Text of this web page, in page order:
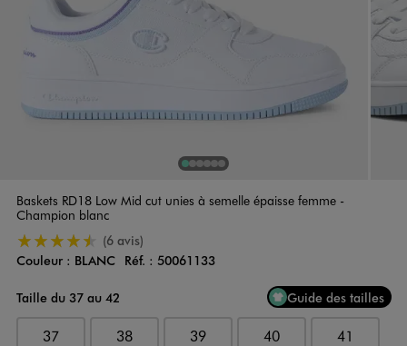
1Sur 6
2Sur 6
3Sur 6
4Sur 6
5Sur 6
6 Sur 6
Baskets RD18 Low Mid cut unies à semelle épaisse femme -
Champion blanc
4.5/5 de moyenne
(6 avis)
Couleur
Couleur : BLANC Réf. : 50061133
Taille du 37 au 42
Guide des tailles
37 38 39 40 41